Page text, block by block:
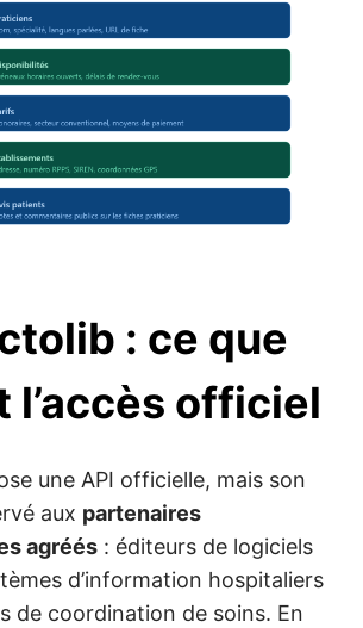
: ce que
l’accès officiel
une API officielle, mais son
aux partenaires
agréés : éditeurs de logiciels
d’information hospitaliers
de coordination de soins. En